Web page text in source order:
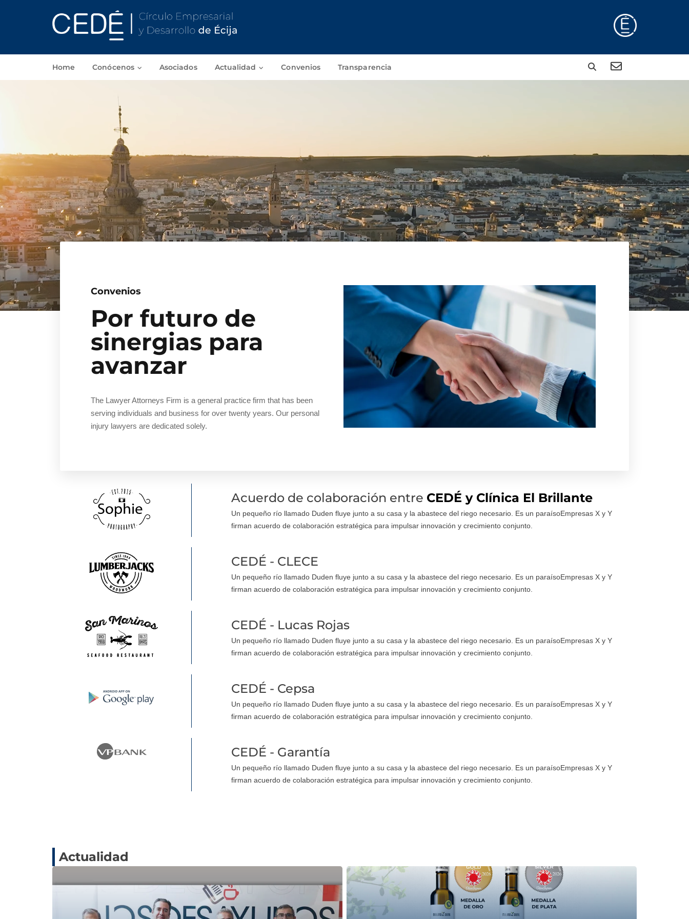
Home Conócenos Asociados Actualidad Convenios Transparencia
Convenios
Por futuro de
sinergias para
avanzar
The Lawyer Attorneys Firm is a general practice firm that has been
serving individuals and business for over twenty years. Our personal
injury lawyers are dedicated solely.
Acuerdo de colaboración entre CEDÉ y Clínica El Brillante
Un pequeño río llamado Duden fluye junto a su casa y la abastece del riego necesario. Es un paraísoEmpresas X y Y
firman acuerdo de colaboración estratégica para impulsar innovación y crecimiento conjunto.
CEDÉ - CLECE
Un pequeño río llamado Duden fluye junto a su casa y la abastece del riego necesario. Es un paraísoEmpresas X y Y
firman acuerdo de colaboración estratégica para impulsar innovación y crecimiento conjunto.
CEDÉ - Lucas Rojas
Un pequeño río llamado Duden fluye junto a su casa y la abastece del riego necesario. Es un paraísoEmpresas X y Y
firman acuerdo de colaboración estratégica para impulsar innovación y crecimiento conjunto.
CEDÉ - Cepsa
Un pequeño río llamado Duden fluye junto a su casa y la abastece del riego necesario. Es un paraísoEmpresas X y Y
firman acuerdo de colaboración estratégica para impulsar innovación y crecimiento conjunto.
CEDÉ - Garantía
Un pequeño río llamado Duden fluye junto a su casa y la abastece del riego necesario. Es un paraísoEmpresas X y Y
firman acuerdo de colaboración estratégica para impulsar innovación y crecimiento conjunto.
Actualidad